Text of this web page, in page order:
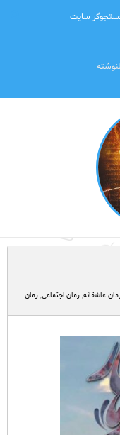
عاشقانه, رمان اجتماعی, رمان